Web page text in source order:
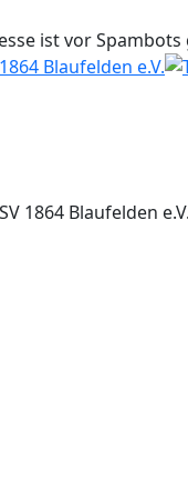
ist vor